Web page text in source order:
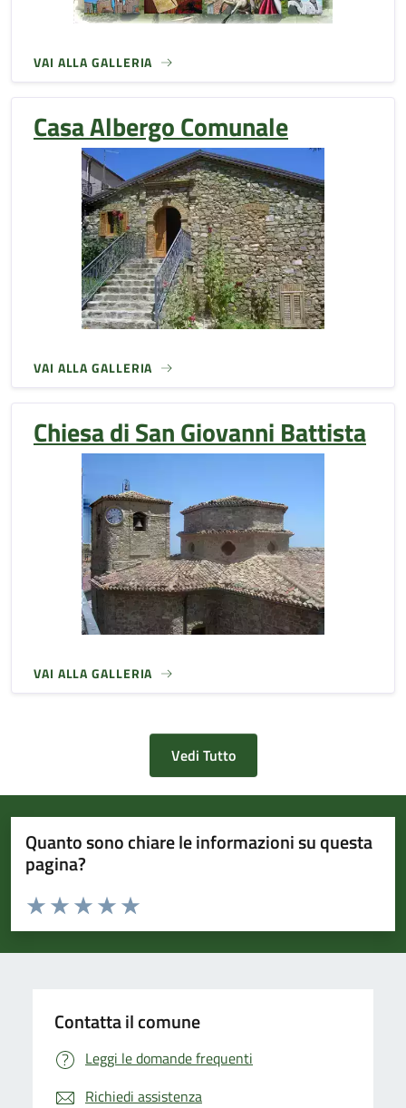
VAI ALLA GALLERIA
Casa Albergo Comunale
VAI ALLA GALLERIA
Chiesa di San Giovanni Battista
VAI ALLA GALLERIA
Vedi Tutto
Quanto sono chiare le informazioni su questa
pagina?
Valuta da 1 a 5 stelle la pagina
Valuta 5 stelle su 5
Valuta 4 stelle su 5
Valuta 3 stelle su 5
Valuta 2 stelle su 5
Valuta 1 stelle su 5
Contatta il comune
Leggi le domande frequenti
Richiedi assistenza